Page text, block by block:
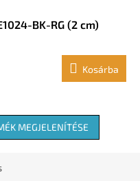
BK-RG (2 cm)
Kosárba
MEGJELENÍTÉSE